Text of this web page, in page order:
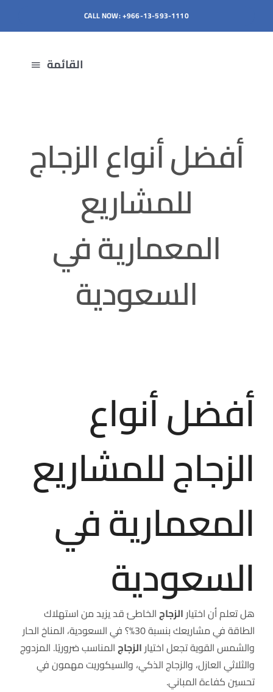
CALL NOW: +966-13-593-1110
القائمة
مصنع الزجاج
من نحن
الصور
أفضل أنواع الزجاج
للمشاريع
المعمارية في
السعودية
أفضل أنواع
الزجاج للمشاريع
المعمارية في
السعودية
هل تعلم أن اختيارالزجاجالخاطئ قد يزيد من استهلاك
الطاقة في مشاريعك بنسبة 30%؟ في السعودية، المناخ الحار
والشمس القوية تجعل اختيارالزجاجالمناسب ضروريًا. المزدوج
والثلاثي العازل، والزجاج الذكي، والسيكوريت مهمون في
تحسين كفاءة المباني.